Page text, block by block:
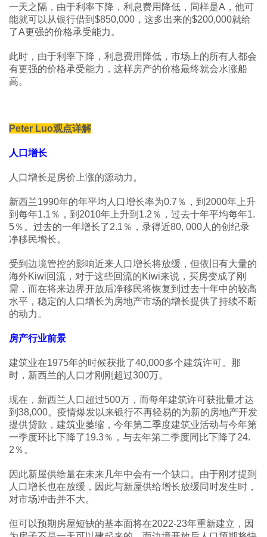
一天之隔，由于利率下降，利息费用降低，同样是A，他可
能就可以从银行借到$850,000，这多出来的$200,000就给
了A更强的价格承受能力。
此时，由于利率下降，利息费用降低，市场上的所有人都会
有更强的价格承受能力，这样房产的价格最终就会水涨船
高。
Peter Luo观点详解
人口增长
人口增长是房价上涨的源动力。
新西兰1990年的年平均人口增长率为0.7％，到2000年上升
到每年1.1％，到2010年上升到1.2％，过去十年平均每年1.
5％。过去的一年增长了2.1％，录得近80, 000人的创纪录
净移民增长。
受到边境管控的影响近来人口增长将放缓，但依旧有大量的
海外Kiwi回流，对于这些回流的Kiwi来说，买房变成了刚
需，而在将来边界开放后净移民将恢复到过去十年中的较高
水平，稳定的人口增长为房地产市场的增长提供了持续不断
的动力。
房产行业前景
建筑业在1975年的时候获批了40,000多个建筑许可。那
时，新西兰的人口才刚刚超过300万。
现在，新西兰人口超过500万，而每年建筑许可获批量才达
到38,000。疫情爆发以来银行不再轻易的为新的房地产开发
提供贷款，建筑业萎缩，今年第二季度建筑业活动与今年第
一季度环比下降了19.3％，与去年第二季度同比下降了24.
2％。
因此新屋供给量在未来几年中会有一个缺口。由于刚才提到
人口增长也在放缓，因此与新屋供给增长放缓同时发生时，
对市场冲击并不大。
但可以预期房屋短缺的基本面将在2022-23年重新建立，因